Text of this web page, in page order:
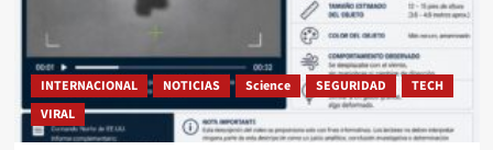
INTERNACIONAL NOTICIAS Science SEGURIDAD
TECH
VIRAL